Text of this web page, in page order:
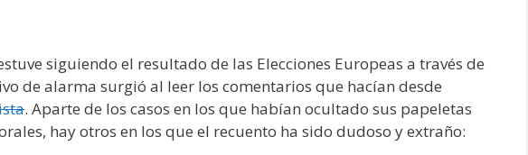
siguiendo el resultado de las Elecciones Europeas a través de
de alarma surgió al leer los comentarios que hacían desde
. Aparte de los casos en los que habían ocultado sus papeletas
hay otros en los que el recuento ha sido dudoso y extraño: